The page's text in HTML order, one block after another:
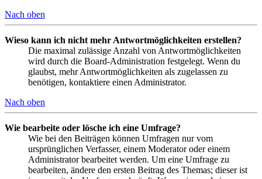
Nach oben
Wieso kann ich nicht mehr Antwortmöglichkeiten erstellen?
Die maximal zulässige Anzahl von Antwortmöglichkeiten
wird durch die Board-Administration festgelegt. Wenn du
glaubst, mehr Antwortmöglichkeiten als zugelassen zu
benötigen, kontaktiere einen Administrator.
Nach oben
Wie bearbeite oder lösche ich eine Umfrage?
Wie bei den Beiträgen können Umfragen nur vom
ursprünglichen Verfasser, einem Moderator oder einem
Administrator bearbeitet werden. Um eine Umfrage zu
bearbeiten, ändere den ersten Beitrag des Themas; dieser ist